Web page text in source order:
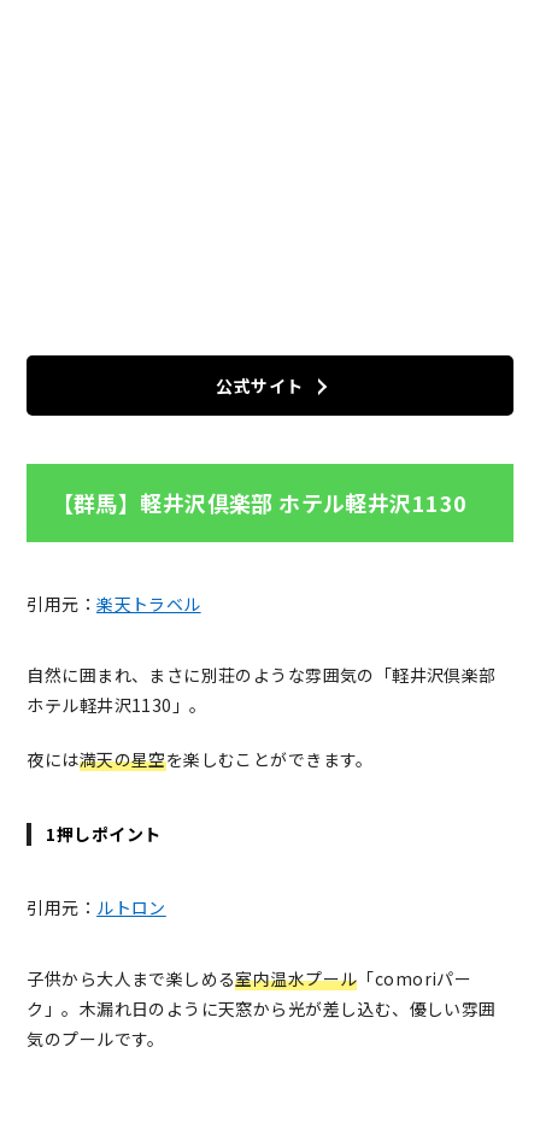
公式サイト
【群馬】軽井沢倶楽部 ホテル軽井沢1130
引用元：楽天トラベル
自然に囲まれ、まさに別荘のような雰囲気の「軽井沢倶楽部
ホテル軽井沢1130」。
夜には満天の星空を楽しむことができます。
1押しポイント
引用元： ルトロン
子供から大人まで楽しめる室内温水プール 「comoriパー
ク」。木漏れ日のように天窓から光が差し込む、優しい雰囲
気のプールです。